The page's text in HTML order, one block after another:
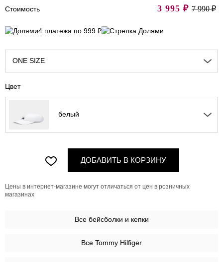
Стоимость
3 995 ₽ 7 990 ₽
4 платежа по 999 ₽
ONE SIZE
Цвет
белый
ДОБАВИТЬ В КОРЗИНУ
Цены в интернет-магазине могут отличаться от цен в розничных
магазинах
Все бейсболки и кепки
Все Tommy Hilfiger